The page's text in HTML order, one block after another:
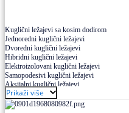
Kuglični ležajevi sa kosim dodirom
Jednoredni kuglični ležajevi
Dvoredni kuglični ležajevi
Hibridni kuglični ležajevi
Elektroizolovani kuglični ležajevi
Samopodesivi kuglični ležajevi
Aksijalni kuglični ležajevi
Kuglični ležajevi od nerđajućeg čelika
Prikaži više